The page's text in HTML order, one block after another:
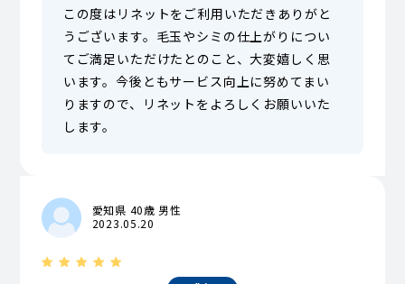
この度はリネットをご利用いただきありがと
うございます。毛玉やシミの仕上がりについ
てご満足いただけたとのこと、大変嬉しく思
います。今後ともサービス向上に努めてまい
りますので、リネットをよろしくお願いいた
します。
愛知県 40歳 男性
2023.05.20